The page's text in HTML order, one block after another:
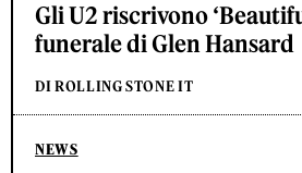
Gli U2 riscrivono
funerale di Glen Hansard
DI ROLLING STONE IT
NEWS